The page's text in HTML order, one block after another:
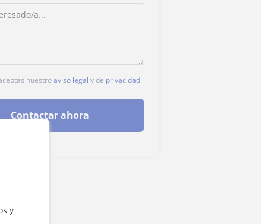
y
nuestroaviso legal y de privacidad
Contactar ahora